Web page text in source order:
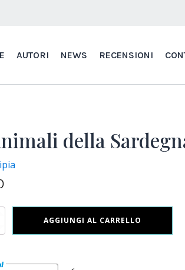
AUTORI NEWS RECENSIONI
della
AGGIUNGI AL CARRELLO